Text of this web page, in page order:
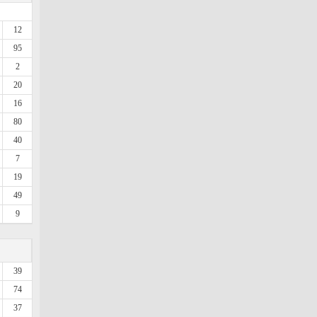
12
95
2
20
16
80
40
7
19
49
9
39
74
37